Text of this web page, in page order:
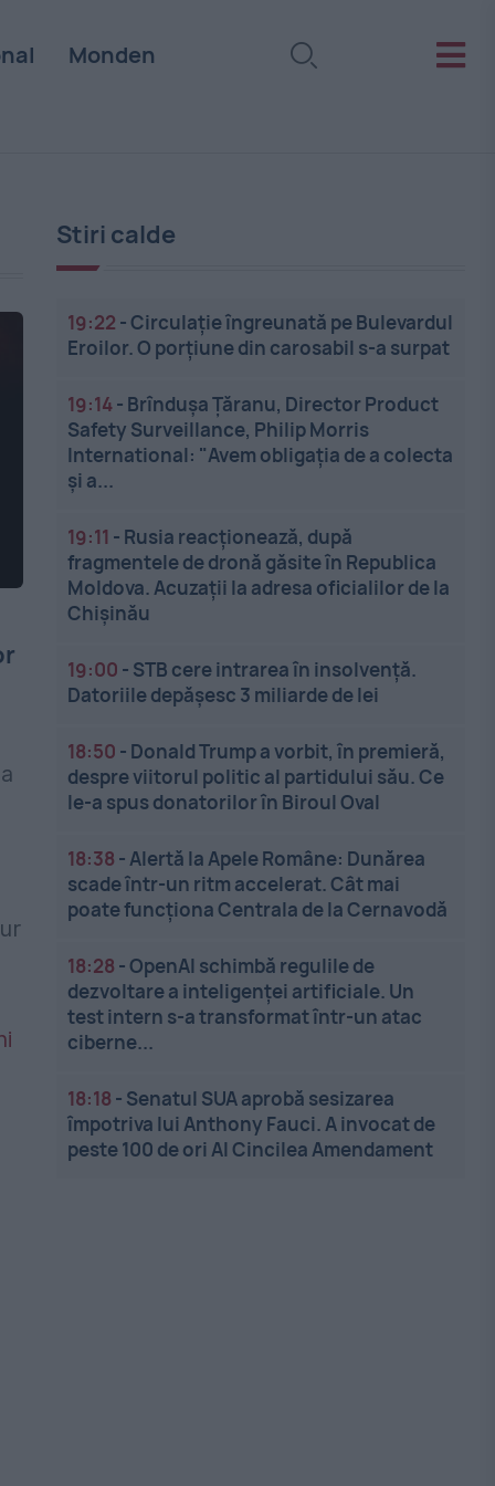
Monden
Stiri calde
19:22 -Circulație îngreunată pe Bulevardul
Eroilor. O porțiune din carosabil s-a surpat
19:14- Brîndușa Țăranu, Director Product
Safety Surveillance, Philip Morris
International: "Avem obligația de a colecta
și a...
19:11 - Rusia reacționează, după
fragmentele de dronă găsite în Republica
Moldova. Acuzații la adresa oficialilor de la
Chișinău
19:00 - STB cere intrarea în insolvență.
Datoriile depășesc 3 miliarde de lei
18:50 - Donald Trump a vorbit, în premieră,
despre viitorul politic al partidului său. Ce
le-a spus donatorilor în Biroul Oval
18:38 -Alertă la Apele Române: Dunărea
scade într-un ritm accelerat. Cât mai
poate funcționa Centrala de la Cernavodă
18:28 -OpenAI schimbă regulile de
dezvoltare a inteligenței artificiale. Un
test intern s-a transformat într-un atac
ciberne...
18:18 - Senatul SUA aprobă sesizarea
împotriva lui Anthony Fauci. A invocat de
peste 100 de ori Al Cincilea Amendament